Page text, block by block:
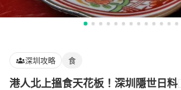
深圳攻略 食
港人北上搵食天花板！深圳隱世日